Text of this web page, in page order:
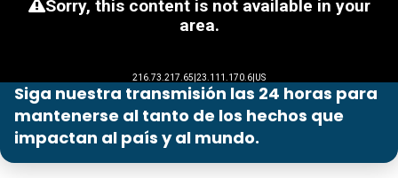
Siga nuestra transmisión las 24 horas para
mantenerse al tanto de los hechos que
impactan al país y al mundo.
Programas